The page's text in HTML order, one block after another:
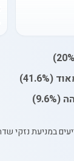
(41.6%)
(9.6%)
במניעת נזקי